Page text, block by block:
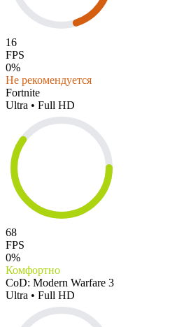
16
FPS
0%
Не рекомендуется
Fortnite
Ultra • Full HD
68
FPS
0%
Комфортно
CoD: Modern Warfare 3
Ultra • Full HD